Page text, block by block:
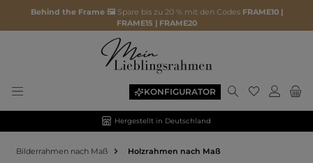
Behind the Frame 🖼️ Spare bis zu 20 % mit den Codes FRAME10 |
FRAME15 | FRAME20
KONFIGURATOR
Hergestellt in Deutschland
Bilderrahmen nach Maß Holzrahmen nach Maß